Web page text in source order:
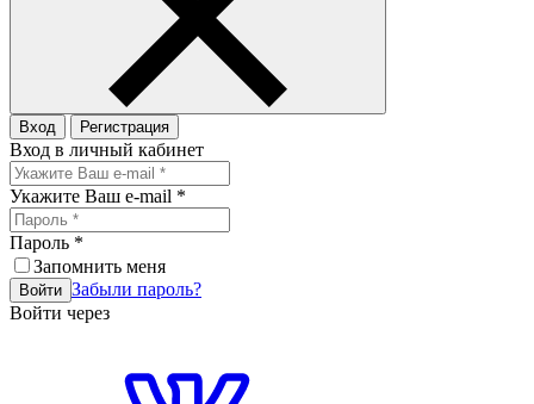
Вход Регистрация
Вход в личный кабинет
Укажите Ваш e-mail *
Пароль *
Запомнить меня
Войти Забыли пароль?
Войти через